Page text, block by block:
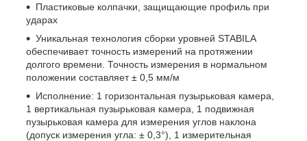
Пластиковые колпачки, защищающие профиль при
ударах
Уникальная технология сборки уровней STABILA
обеспечивает точность измерений на протяжении
долгого времени. Точность измерения в нормальном
положении составляет ± 0,5 мм/м
Исполнение: 1 горизонтальная пузырьковая камера,
1 вертикальная пузырьковая камера, 1 подвижная
пузырьковая камера для измерения углов наклона
(допуск измерения угла: ± 0,3°), 1 измерительная